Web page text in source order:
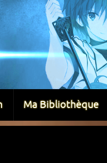
Ma Bibliothèque